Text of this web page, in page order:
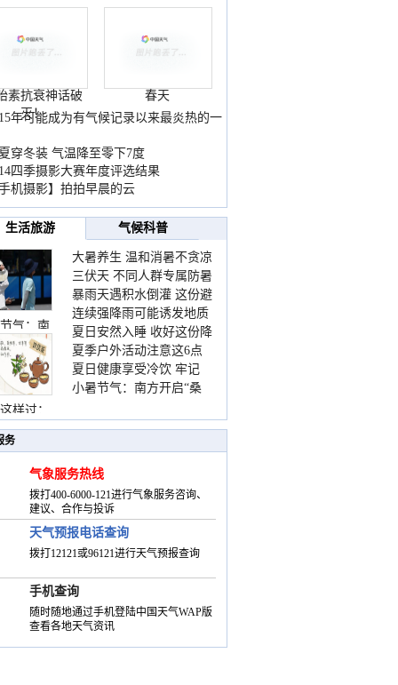
素抗衰神话破
灭！
春天
年可能成为有气候记录以来最炎热的一
穿冬装 气温降至零下7度
四季摄影大赛年度评选结果
机摄影】拍拍早晨的云
生活旅游 气候科普
气：南
样过：
大暑养生 温和消暑不贪凉
三伏天 不同人群专属防暑
要点请收好
暴雨天遇积水倒灌 这份避
险提示请收好
连续强降雨可能诱发地质
灾害 这些前兆要知道
夏日安然入睡 收好这份降
温小贴士
夏季户外活动注意这6点
防暑健身两不误
夏日健康享受冷饮 牢记
“两注意一控制”
小暑节气：南方开启“桑
季
务
气象服务热线
拨打400-6000-121进行气象服务咨询、
建议、合作与投诉
天气预报电话查询
拨打12121或96121进行天气预报查询
手机查询
随时随地通过手机登陆中国天气WAP版
查看各地天气资讯